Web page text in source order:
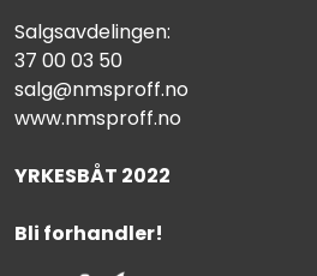
Salgsavdelingen:
37 00 03 50
salg@nmsproff.no
www.nmsproff.no
YRKESBÅT 2022
Bli forhandler!